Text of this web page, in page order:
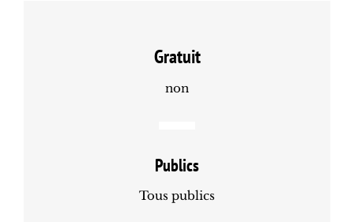
Gratuit
non
Publics
Tous publics